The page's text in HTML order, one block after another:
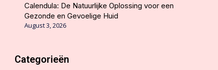
Calendula: De Natuurlijke Oplossing voor een
Gezonde en Gevoelige Huid
August 3, 2026
Categorieën